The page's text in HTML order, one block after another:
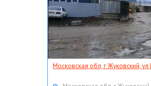
Московская обл, г Жуковский,